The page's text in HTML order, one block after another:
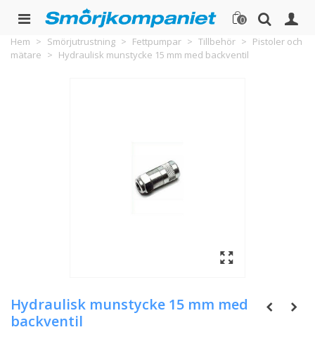
0
Hem > Smörjutrustning > Fettpumpar > Tillbehör > Pistoler och
mätare > Hydraulisk munstycke 15 mm med backventil
Hydraulisk munstycke 15 mm med
backventil